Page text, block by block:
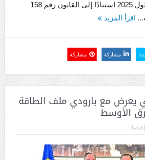
رقم 1119 تاريخ 8 أيلول 2025 استنادًا إلى القانون رقم 158
اقرأ المزيد
مشاركة مشاركة
يعرض مع بارودي ملف الطاقة
الأوسط
إقتصاد